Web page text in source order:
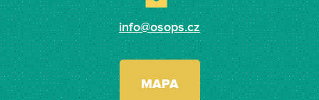
info@osops.cz
MAPA